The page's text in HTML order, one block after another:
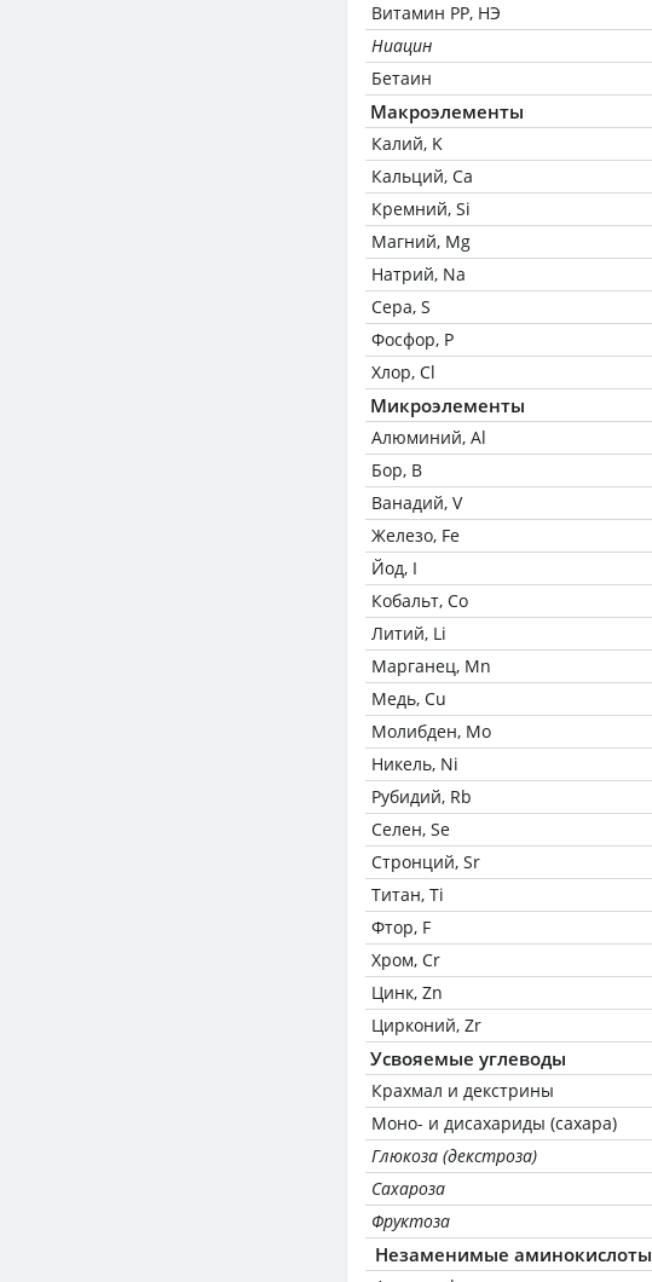
Витамин РР, НЭ
Ниацин
Бетаин
Макроэлементы
Калий, K
Кальций, Ca
Кремний, Si
Магний, Mg
Натрий, Na
Сера, S
Фосфор, P
Хлор, Cl
Микроэлементы
Алюминий, Al
Бор, B
Ванадий, V
Железо, Fe
Йод, I
Кобальт, Co
Литий, Li
Марганец, Mn
Медь, Cu
Молибден, Mo
Никель, Ni
Рубидий, Rb
Селен, Se
Стронций, Sr
Титан, Ti
Фтор, F
Хром, Cr
Цинк, Zn
Цирконий, Zr
Усвояемые углеводы
Крахмал и декстрины
Моно- и дисахариды (сахара)
Глюкоза (декстроза)
Сахароза
Фруктоза
Незаменимые аминокислоты